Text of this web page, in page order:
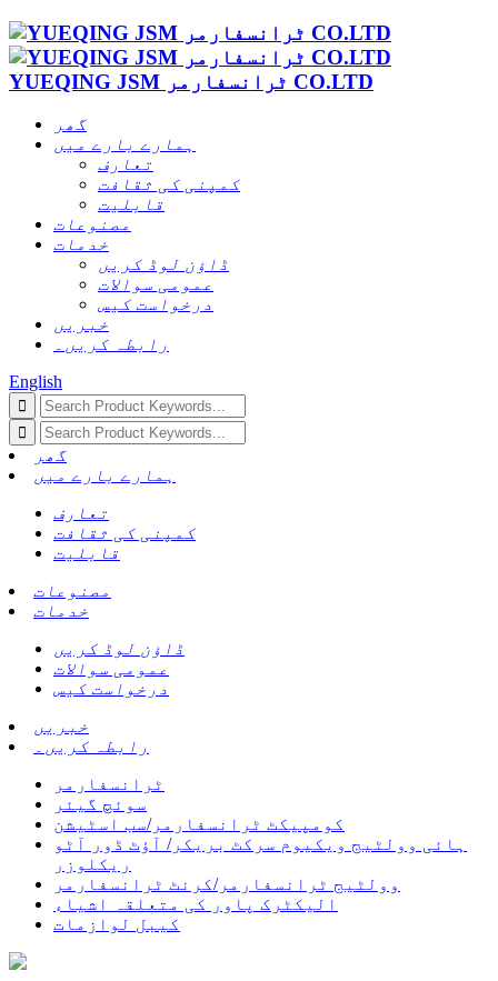
YUEQING JSM ٹرانسفارمر CO.LTD
گھر
ہمارے بارے میں
تعارف
کمپنی کی ثقافت
قابلیت
مصنوعات
خدمات
ڈاؤن لوڈ کریں
عمومی سوالات
درخواست کیس
خبریں
رابطہ کریں۔
English
گھر
ہمارے بارے میں
تعارف
کمپنی کی ثقافت
قابلیت
مصنوعات
خدمات
ڈاؤن لوڈ کریں
عمومی سوالات
درخواست کیس
خبریں
رابطہ کریں۔
ٹرانسفارمر
سوئچ گیئر
کومپیکٹ ٹرانسفارمر/سب اسٹیشن
ہائی وولٹیج ویکیوم سرکٹ بریکر/ آؤٹ ڈور آٹو
ریکلوزر
وولٹیج ٹرانسفارمر/کرنٹ ٹرانسفارمر
الیکٹرک پاور کی متعلقہ اشیاء
کیبل لوازمات